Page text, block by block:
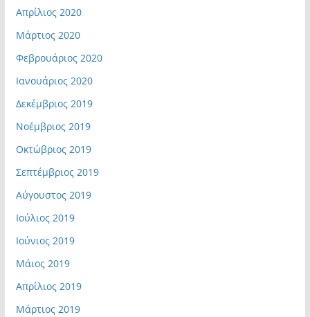
Απρίλιος 2020
Μάρτιος 2020
Φεβρουάριος 2020
Ιανουάριος 2020
Δεκέμβριος 2019
Νοέμβριος 2019
Οκτώβριος 2019
Σεπτέμβριος 2019
Αύγουστος 2019
Ιούλιος 2019
Ιούνιος 2019
Μάιος 2019
Απρίλιος 2019
Μάρτιος 2019